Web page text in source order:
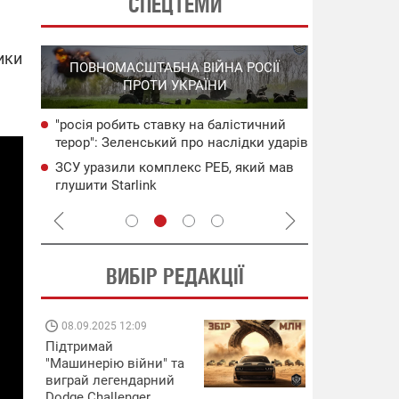
ПОВНОМАСШТАБНА ВІЙНА РОСІЇ
ПРОТИ УКРАЇНИ
"росія робить ставку на балістичний
терор": Зеленський про наслідки ударів
по Україні
ЗСУ уразили комплекс РЕБ, який мав
глушити Starlink
ВИБІР РЕДАКЦІЇ
08.09.2025 12:09
Підтримай
"Машинерію війни" та
виграй легендарний